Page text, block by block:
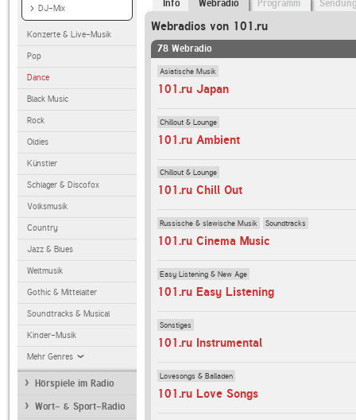
DJ-Mix
Konzerte & Live-Musik
Pop
Dance
Black Music
Rock
Oldies
Künstler
Schlager & Discofox
Volksmusik
Country
Jazz & Blues
Weltmusik
Gothic & Mittelalter
Soundtracks & Musical
Kinder-Musik
Mehr Genres
Hörspiele im Radio
Wort- & Sport-Radio
Info Webradio Programm
Webradios von 101.ru
78 Webradio
Asiatische Musik
101.ru Japan
Chillout & Lounge
101.ru Ambient
Chillout & Lounge
101.ru Chill Out
Russische & slawische Musik Soundtracks
101.ru Cinema Music
Easy Listening & New Age
101.ru Easy Listening
Sonstiges
101.ru Instrumental
Lovesongs & Balladen
101.ru Love Songs